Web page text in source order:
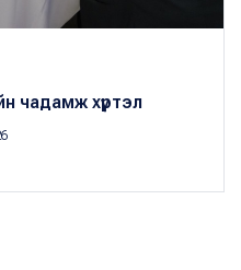
чадамж хүртэл